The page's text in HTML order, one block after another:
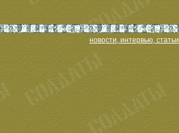
новости, интервью, статьи